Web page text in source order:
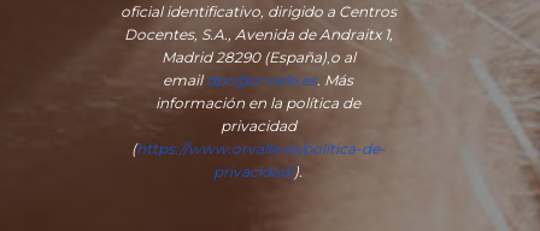
oficial identificativo, dirigido a Centros
Docentes, S.A., Avenida de Andraitx 1,
Madrid 28290 (España), o al
emaildpo@orvalle.es. Más
información en la política de
privacidad
(https://www.orvalle.es/politica-de-
privacidad/).